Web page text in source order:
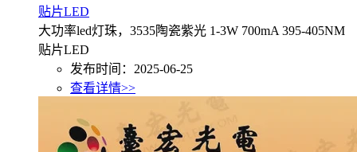
贴片LED
大功率led灯珠，3535陶瓷紫光 1-3W 700mA 395-405NM
贴片LED
发布时间：2025-06-25
查看详情>>